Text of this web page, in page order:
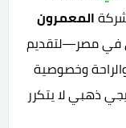
المعمرون
في مصر—لتقديم
وخصوصية
ذهبي لا يتكرر